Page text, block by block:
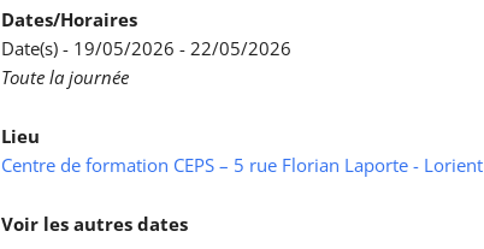
Dates/Horaires
Date(s) - 19/05/2026 - 22/05/2026
Toute la journée
Lieu
Centre de formation CEPS – 5 rue Florian Laporte - Lorient
Voir les autres dates